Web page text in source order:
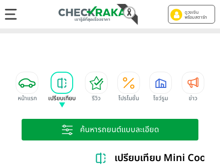
ดูวงเงิน
พร้อมสตาร์ท
หน้าแรก เปรียบเทียบ รีวิว โปรโมชั่น โชว์รูม ข่าว
ค้นหารถยนต์แบบละเอียด
เปรียบเทียบ Mini